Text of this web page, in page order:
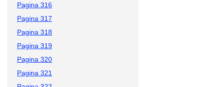
Pagina 316
Pagina 317
Pagina 318
Pagina 319
Pagina 320
Pagina 321